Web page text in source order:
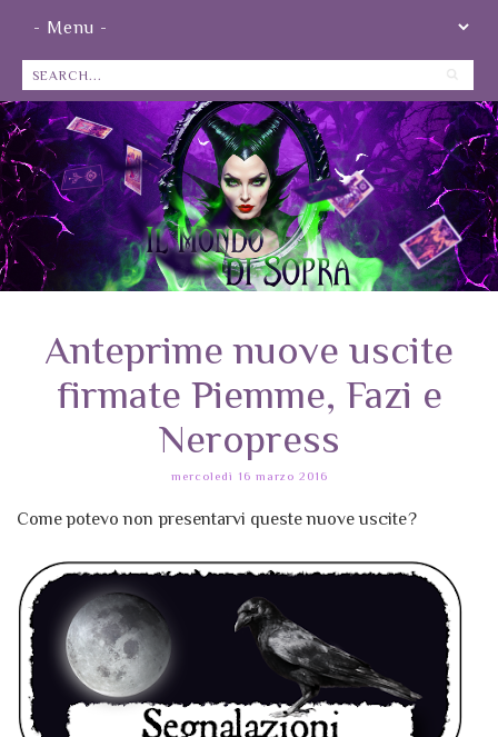
Anteprime nuove uscite
firmate Piemme, Fazi e
Neropress
mercoledì 16 marzo 2016
Come potevo non presentarvi queste nuove uscite?